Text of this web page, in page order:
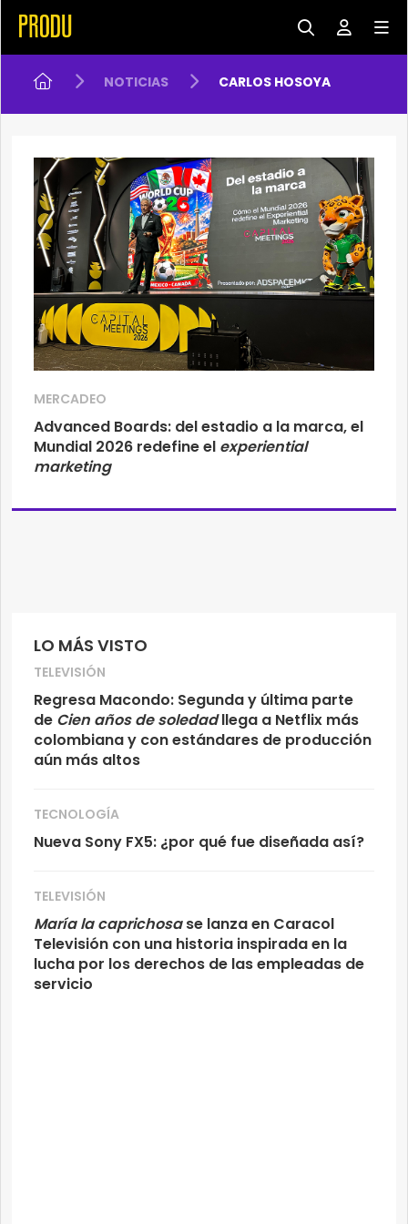
NOTICIAS CARLOS HOSOYA
LO MÁS VISTO
TELEVISIÓN
Regresa Macondo: Segunda y última parte
de Cien años de soledadllega a Netflix más
colombiana y con estándares de producción
aún más altos
TECNOLOGÍA
Nueva Sony FX5: ¿por qué fue diseñada así?
TELEVISIÓN
María la caprichosase lanza en Caracol
Televisión con una historia inspirada en la
lucha por los derechos de las empleadas de
servicio
MERCADEO
Advanced Boards: del estadio a la marca, el
Mundial 2026 redefine el experiential
marketing